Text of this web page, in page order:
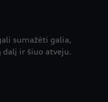
sumažėti galia,
ir šiuo atveju.